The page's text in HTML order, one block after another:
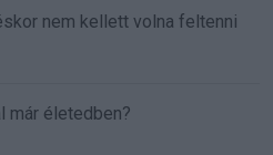
nem kellett volna feltenni
már életedben?